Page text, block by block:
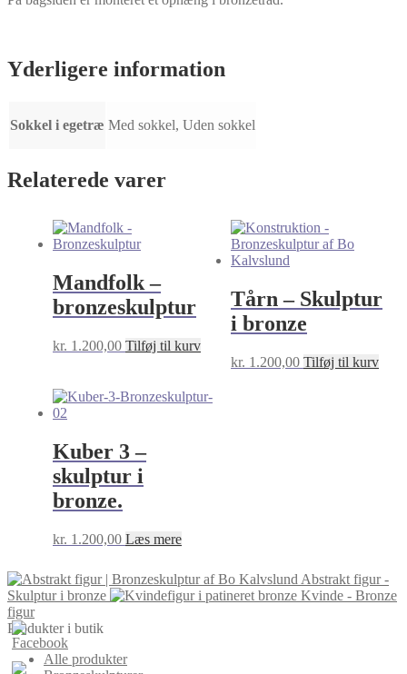
Yderligere information
Sokkel i egetræ Med sokkel, Uden sokkel
Relaterede varer
Mandfolk –
bronzeskulptur
kr. 1.200,00 Tilføj til kurv
Tårn – Skulptur
i bronze
kr. 1.200,00 Tilføj til kurv
Kuber 3 –
skulptur i
bronze.
kr. 1.200,00 Læs mere
Abstrakt figur -
Skulptur i bronze
Kvinde - Bronze
figur
Produkter i butik
Alle produkter